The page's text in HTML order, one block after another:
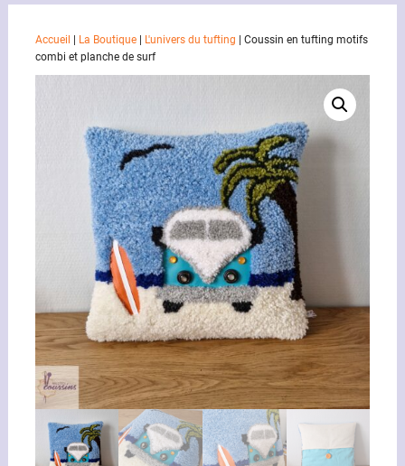
Accueil La Boutique| L'univers du tufting
Coussin en tufting motifs
combi et planche de surf